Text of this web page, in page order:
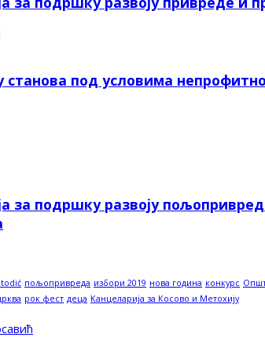
станова под условима
за подршку развоју
пољопривреда избори 2019 нова година конкурс
рок фест деца Канцеларија за Косово и Метохију